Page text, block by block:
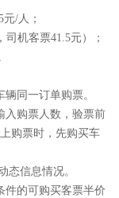
/人；
机客票41.5元）；
同一订单购票。
购票人数，验票前
购票时，先购买车
信息情况。
的可购买客票半价